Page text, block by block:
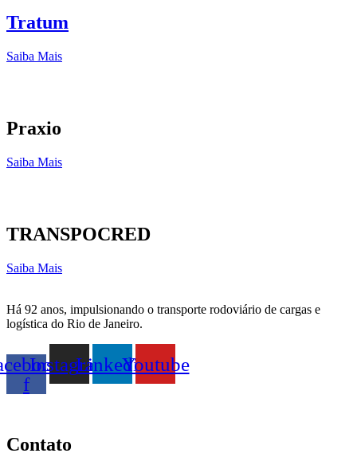
Tratum
Saiba Mais
Praxio
Saiba Mais
TRANSPOCRED
Saiba Mais
Há 92 anos, impulsionando o transporte rodoviário de cargas e
logística do Rio de Janeiro.
f
InstagramLinkedinYoutube
Contato